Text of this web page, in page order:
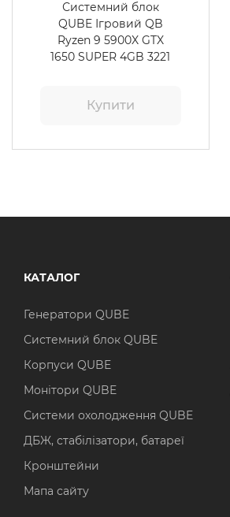
Системний блок
QUBE Ігровий QB
Ryzen 9 5900X GTX
1650 SUPER 4GB 3221
Купити
КАТАЛОГ
Генератори QUBE
Системний блок QUBE
Корпуси QUBE
Монітори QUBE
Системи охолодження QUBE
ДБЖ, стабілізатори, батареї
Кронштейни
Мапа сайту